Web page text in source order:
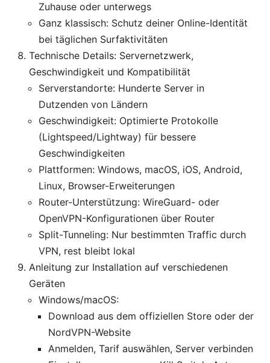
Zuhause oder unterwegs
Ganz klassisch: Schutz deiner Online-Identität
bei täglichen Surfaktivitäten
Technische Details: Servernetzwerk,
Geschwindigkeit und Kompatibilität
Serverstandorte: Hunderte Server in
Dutzenden von Ländern
Geschwindigkeit: Optimierte Protokolle
(Lightspeed/Lightway) für bessere
Geschwindigkeiten
Plattformen: Windows, macOS, iOS, Android,
Linux, Browser-Erweiterungen
Router-Unterstützung: WireGuard- oder
OpenVPN-Konfigurationen über Router
Split-Tunneling: Nur bestimmten Traffic durch
VPN, rest bleibt lokal
Anleitung zur Installation auf verschiedenen
Geräten
Windows/macOS:
Download aus dem offiziellen Store oder der
NordVPN-Website
Anmelden, Tarif auswählen, Server verbinden